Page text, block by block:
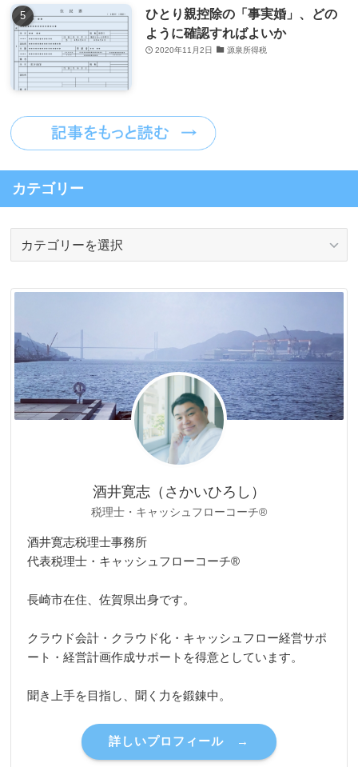
ひとり親控除の「事実婚」、どの
ように確認すればよいか
2020年11月2日 源泉所得税
カテゴリー
リ
酒井寛志（さかいひろし）
税理士・キャッシュフローコーチ®
酒井寛志税理士事務所
代表税理士・キャッシュフローコーチ®
長崎市在住、佐賀県出身です。
クラウド会計・クラウド化・キャッシュフロー経営サポ
ート・経営計画作成サポートを得意としています。
聞き上手を目指し、聞く力を鍛錬中。
詳しいプロフィール →